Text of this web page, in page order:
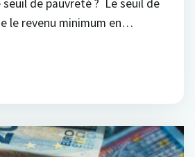
seuil de pauvreté ? Le seuil de
le revenu minimum en…